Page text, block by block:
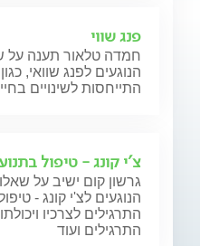
פנג שווי
חמדה טלאור תענה על
הנוגעים לפנג שוואי,
התייחסות לשינויים
צ'י קונג - טיפול
גרשון קום ישיב על
הנוגעים לצ'י קונג -
התרגילים לצרכיו
התרגילים ועוד